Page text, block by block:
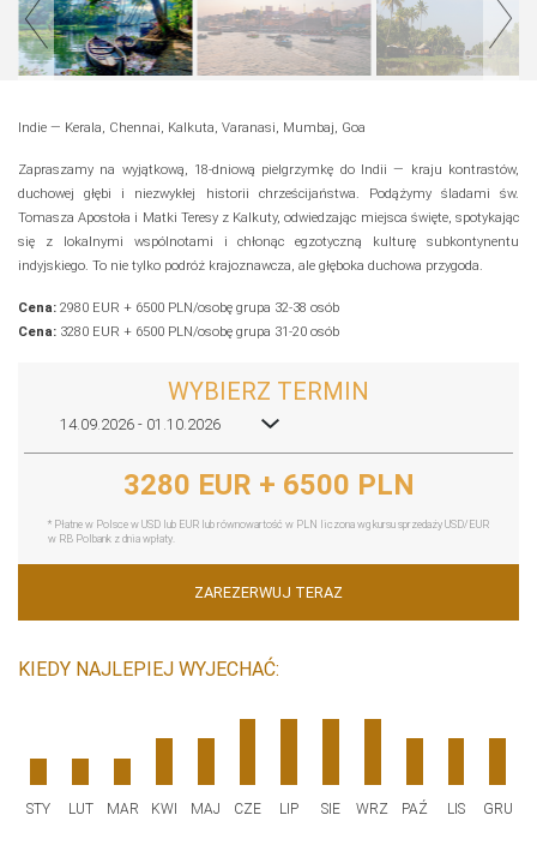
Indie — Kerala, Chennai, Kalkuta, Varanasi, Mumbaj, Goa
Zapraszamy na wyjątkową, 18-dniową pielgrzymkę do Indii — kraju kontrastów,
duchowej głębi i niezwykłej historii chrześcijaństwa. Podążymy śladami św.
Tomasza Apostoła i Matki Teresy z Kalkuty, odwiedzając miejsca święte, spotykając
się z lokalnymi wspólnotami i chłonąc egzotyczną kulturę subkontynentu
indyjskiego. To nie tylko podróż krajoznawcza, ale głęboka duchowa przygoda.
Cena: 2980 EUR + 6500 PLN/osobę grupa 32-38 osób
Cena: 3280 EUR + 6500 PLN/osobę grupa 31-20 osób
WYBIERZ TERMIN
14.09.2026 - 01.10.2026
3280 EUR + 6500 PLN
* Płatne w Polsce w USD lub EUR lub równowartość w PLN liczona wg kursu sprzedaży USD/EUR
w RB Polbank z dnia wpłaty.
ZAREZERWUJ TERAZ
KIEDY NAJLEPIEJ WYJECHAĆ:
STY LUT MAR KWI MAJ CZE LIP SIE WRZ PAŹ LIS GRU